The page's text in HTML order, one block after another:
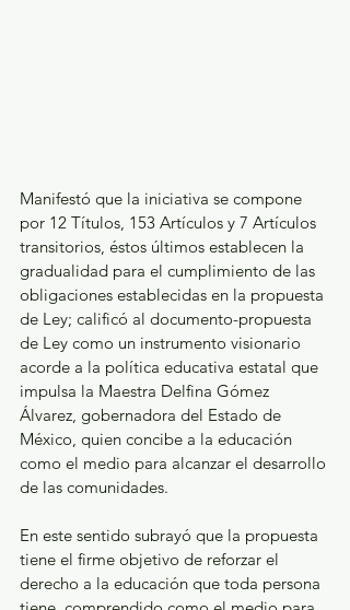
Manifestó que la iniciativa se compone
por 12 Títulos, 153 Artículos y 7 Artículos
transitorios, éstos últimos establecen la
gradualidad para el cumplimiento de las
obligaciones establecidas en la propuesta
de Ley; calificó al documento-propuesta
de Ley como un instrumento visionario
acorde a la política educativa estatal que
impulsa la Maestra Delfina Gómez
Álvarez, gobernadora del Estado de
México, quien concibe a la educación
como el medio para alcanzar el desarrollo
de las comunidades.
En este sentido subrayó que la propuesta
tiene el firme objetivo de reforzar el
derecho a la educación que toda persona